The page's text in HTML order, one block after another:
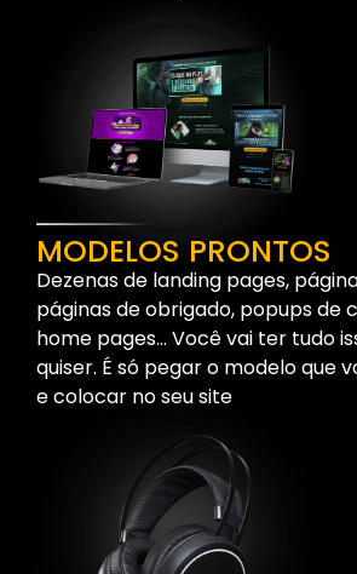
MODELOS PRONTOS
Dezenas de landing pages,
páginas de obrigado, popups de
home pages… Você vai ter tudo
quiser. É só pegar o modelo que
e colocar no seu site